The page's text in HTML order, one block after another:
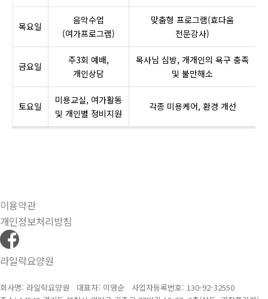
목요일
음악수업
(여가프로그램)
맞춤형 프로그램(효다움
전문강사)
금요일
주3회 예배,
개인상담
목사님 심방, 개개인의 욕구 충족
및 불만해소
토요일
미용교실, 여가활동
및 개인별 정비지원
각종 미용케어, 환경 개선
이용약관
개인정보처리방침
라일락요양원
회사명: 라일락요양원 대표자: 이영순 사업자등록번호: 130-92-32550